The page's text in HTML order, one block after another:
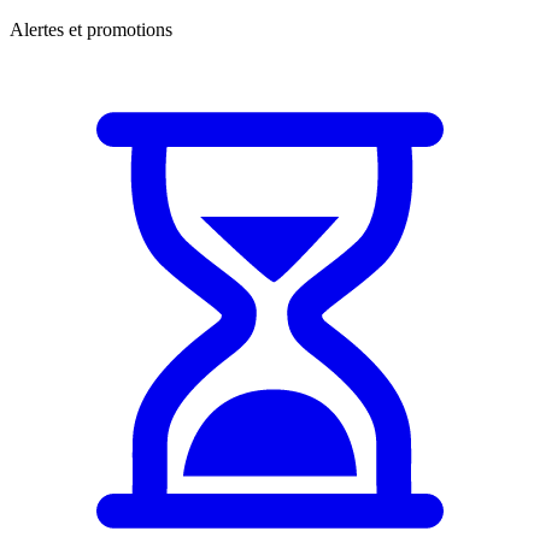
Alertes et promotions